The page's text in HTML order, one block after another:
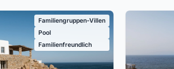
Familiengruppen-Villen
Pool
Familienfreundlich